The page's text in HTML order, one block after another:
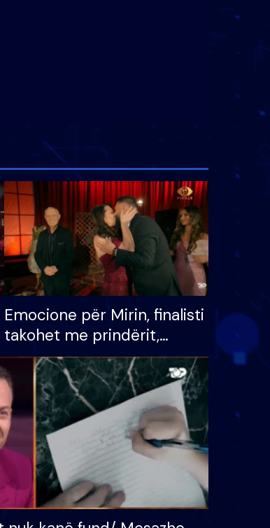
Emocione për Mirin, finalisti
takohet me prindërit,
vajzën dhe bashkëshorten:
S’kemi ndonjë letër divorci
apo jo?